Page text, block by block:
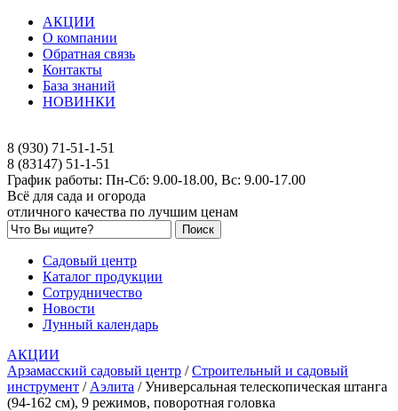
АКЦИИ
О компании
Обратная связь
Контакты
База знаний
НОВИНКИ
8 (930) 71-51-1-51
8 (83147) 51-1-51
График работы: Пн-Сб: 9.00-18.00, Вс: 9.00-17.00
Всё для сада и огорода
отличного качества по лучшим ценам
Садовый центр
Каталог продукции
Сотрудничество
Новости
Лунный календарь
АКЦИИ
Арзамасский садовый центр /Строительный и садовый
инструмент / Аэлита /Универсальная телескопическая штанга
(94-162 см), 9 режимов, поворотная головка